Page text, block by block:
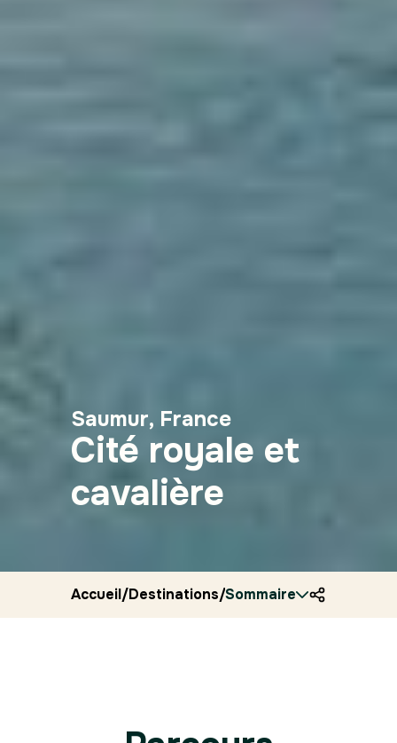
Saumur, France
Cité royale et
cavalière
Accueil/Destinations/France/Ryocity
Sommaire